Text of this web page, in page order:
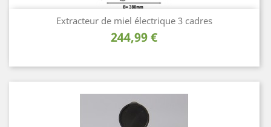
Extracteur de miel électrique 3 cadres
Prix
244,99 €